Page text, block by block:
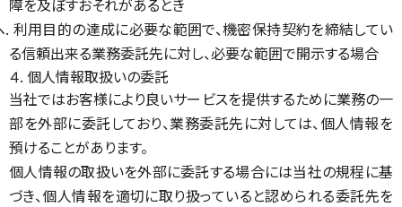
障を及ぼすおそれがあるとき
. 利用目的の達成に必要な範囲で、機密保持契約を締結してい
る信頼出来る業務委託先に対し、必要な範囲で開示する場合
４. 個人情報取扱いの委託
当社ではお客様により良いサービスを提供するために業務の一
部を外部に委託しており、業務委託先に対しては、個人情報を
預けることがあります。
個人情報の取扱いを外部に委託する場合には当社の規程に基
づき、個人情報を適切に取り扱っていると認められる委託先を